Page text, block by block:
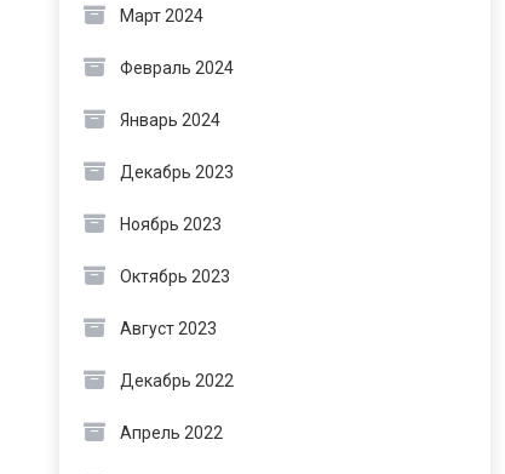
Март 2024
Февраль 2024
Январь 2024
Декабрь 2023
Ноябрь 2023
Октябрь 2023
Август 2023
Декабрь 2022
Апрель 2022